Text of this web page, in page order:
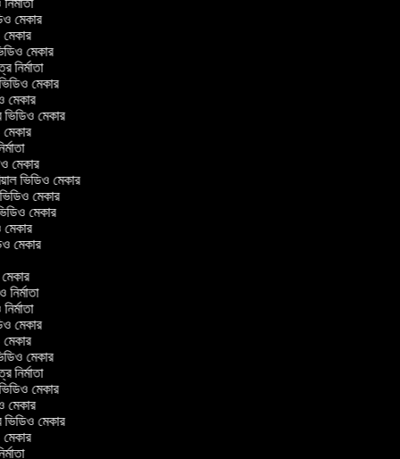
মেকার
মেকার
মেকার
নির্মাতা
ভিডিও মেকার
মেকার
ভিডিও মেকার
মেকার
মেকার
ভিডিও মেকার
মেকার
মেকার
মেকার
মেকার
মেকার
নির্মাতা
মেকার
মেকার
মেকার
নির্মাতা
ভিডিও মেকার
মেকার
ভিডিও মেকার
মেকার